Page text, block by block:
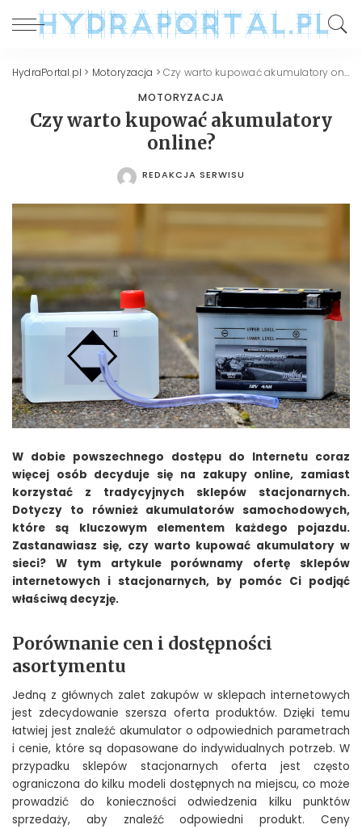
HydraPortal.pl > Motoryzacja >Czy warto kupować akumulatory online?
MOTORYZACJA
Czy warto kupować akumulatory
online?
POSTED
REDAKCJA SERWISU
W dobie powszechnego dostępu do Internetu coraz
więcej osób decyduje się na zakupy online, zamiast
korzystać z tradycyjnych sklepów stacjonarnych.
Dotyczy to również akumulatorów samochodowych,
które są kluczowym elementem każdego pojazdu.
Zastanawiasz się, czy warto kupować akumulatory w
sieci? W tym artykule porównamy ofertę sklepów
internetowych i stacjonarnych, by pomóc Ci podjąć
właściwą decyzję.
Porównanie cen i dostępności
asortymentu
Jedną z głównych zalet zakupów w sklepach internetowych
jest zdecydowanie szersza oferta produktów. Dzięki temu
łatwiej jest znaleźć akumulator o odpowiednich parametrach
i cenie, które są dopasowane do indywidualnych potrzeb. W
przypadku sklepów stacjonarnych oferta jest często
ograniczona do kilku modeli dostępnych na miejscu, co może
prowadzić do konieczności odwiedzenia kilku punktów
sprzedaży, aby znaleźć odpowiedni produkt. Ceny